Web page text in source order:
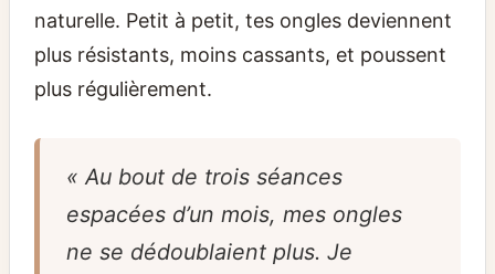
naturelle. Petit à petit, tes ongles deviennent
plus résistants, moins cassants, et poussent
plus régulièrement.
« Au bout de trois séances
espacées d’un mois, mes ongles
ne se dédoublaient plus. Je